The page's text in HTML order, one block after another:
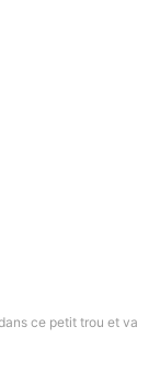
ce petit trou et va